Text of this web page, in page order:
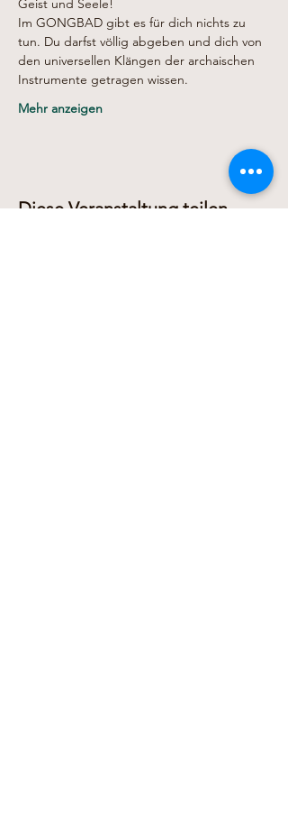
Geist und Seele!
Im GONGBAD gibt es für dich nichts zu
tun. Du darfst völlig abgeben und dich von
den universellen Klängen der archaischen
Instrumente getragen wissen.
Mehr anzeigen
Diese Veranstaltung teilen